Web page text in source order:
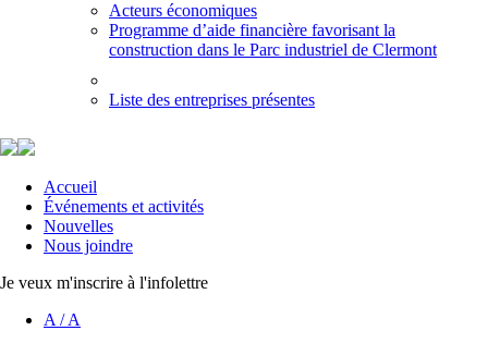
Acteurs économiques
Programme d’aide financière favorisant la
construction dans le Parc industriel de Clermont
Liste des entreprises présentes
Accueil
Événements et activités
Nouvelles
Nous joindre
Je veux m'inscrire à l'infolettre
A /A